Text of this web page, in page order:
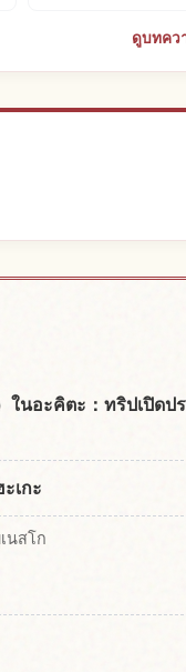
ดูบทคว
นอะคิตะ：ทริปเปิดป
เกะ
นสโก